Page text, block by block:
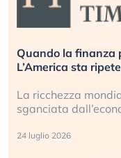
Quando la finanza
L’America sta
La ricchezza
sganciata
24 luglio 2026